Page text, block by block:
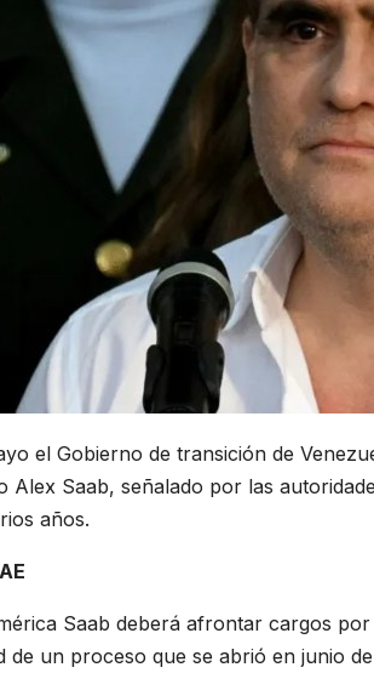
el Gobierno de transición de
Alex Saab, señalado por las
años.
Saab deberá afrontar cargos
de un proceso que se abrió en junio